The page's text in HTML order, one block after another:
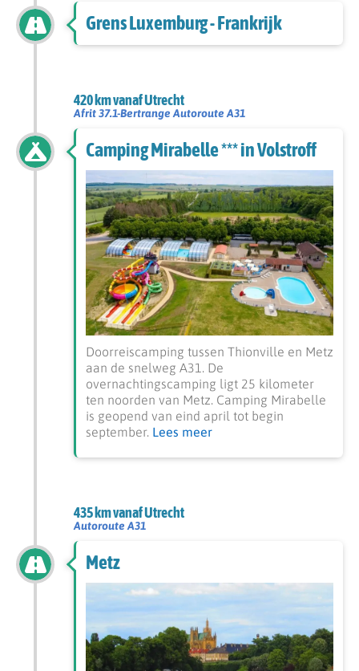
Grens Luxemburg - Frankrijk
420 km vanaf Utrecht
Afrit 37.1-Bertrange Autoroute A31
Camping Mirabelle *** in Volstroff
Doorreiscamping tussen Thionville en Metz
aan de snelweg A31. De
overnachtingscamping ligt 25 kilometer
ten noorden van Metz. Camping Mirabelle
is geopend van eind april tot begin
september. Lees meer
435 km vanaf Utrecht
Autoroute A31
Metz